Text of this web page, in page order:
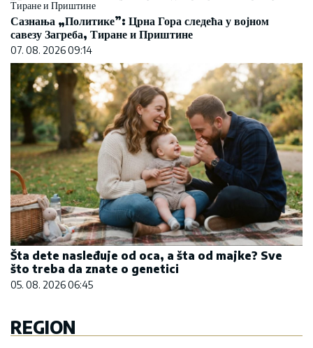
Сазнања „Политике”: Црна Гора следећа у војном
савезу Загреба, Тиране и Приштине
07. 08. 2026 09:14
Šta dete nasleđuje od oca, a šta od majke? Sve
što treba da znate o genetici
05. 08. 2026 06:45
REGION